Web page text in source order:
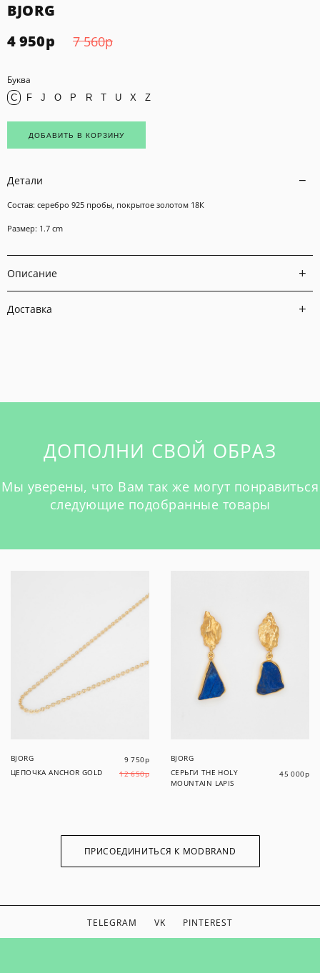
BJORG
4 950р 7 560р
Буква
C F J O P R T U X Z
ДОБАВИТЬ В КОРЗИНУ
Детали
Состав: серебро 925 пробы, покрытое золотом 18К
Размер: 1.7 cm
Описание
Доставка
ДОПОЛНИ СВОЙ ОБРАЗ
Мы уверены, что Вам так же могут понравиться
следующие подобранные товары
BJORG 9 750р
ЦЕПОЧКА ANCHOR GOLD
12 650р
BJORG
СЕРЬГИ THE HOLY
MOUNTAIN LAPIS
45 000р
ПРИСОЕДИНИТЬСЯ К MODBRAND
TELEGRAM VK PINTEREST